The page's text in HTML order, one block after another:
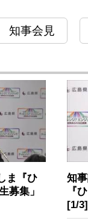
知事会見
ま『ひ
募集」
知
『
[1/3]